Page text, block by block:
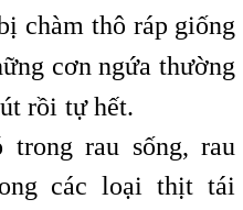
chàm thô ráp giống
cơn ngứa thường
rồi tự hết.
rau sống, rau
các loại thịt tái